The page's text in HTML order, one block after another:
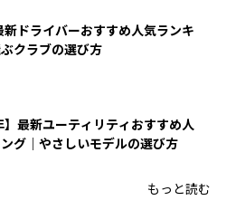
新ドライバーおすすめ人気ランキ
クラブの選び方
】最新ユーティリティおすすめ人
グ｜やさしいモデルの選び方
もっと読む